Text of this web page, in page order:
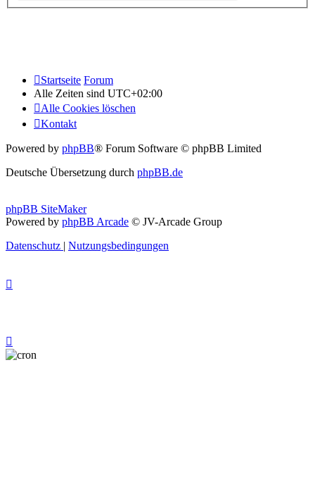
Startseite Forum
Alle Zeiten sind UTC+02:00
Alle Cookies löschen
Kontakt
Powered by phpBB® Forum Software © phpBB Limited
Deutsche Übersetzung durch phpBB.de
phpBB SiteMaker
Powered by phpBB Arcade © JV-Arcade Group
Datenschutz | Nutzungsbedingungen